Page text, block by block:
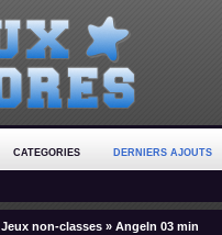
CATEGORIES DERNIERS AJOUTS
Jeux non-classes » Angeln 03 min